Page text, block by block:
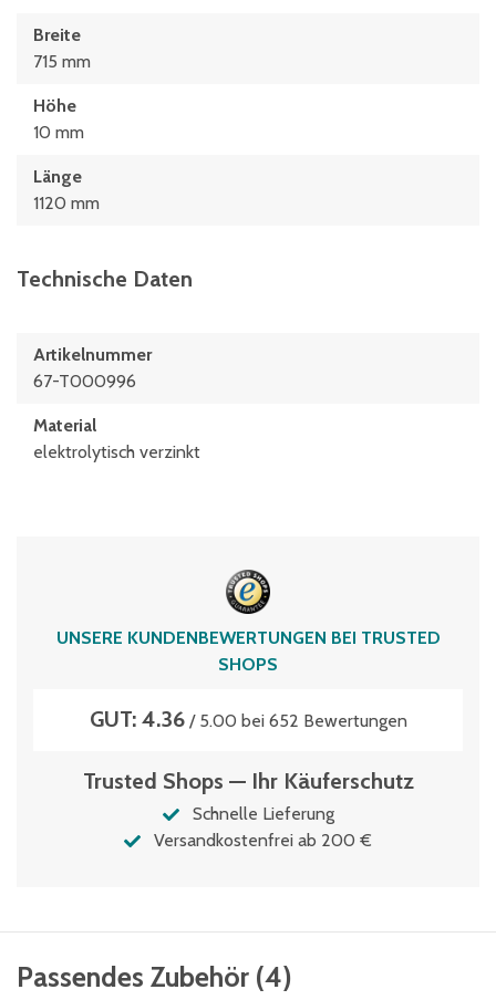
Breite
715 mm
Höhe
10 mm
Länge
1120 mm
Technische Daten
Artikelnummer
67-T000996
Material
elektrolytisch verzinkt
UNSERE KUNDENBEWERTUNGEN BEI TRUSTED
SHOPS
GUT: 4.36/ 5.00 bei 652 Bewertungen
Trusted Shops — Ihr Käuferschutz
Schnelle Lieferung
Versandkostenfrei ab 200 €
Passendes Zubehör (4)